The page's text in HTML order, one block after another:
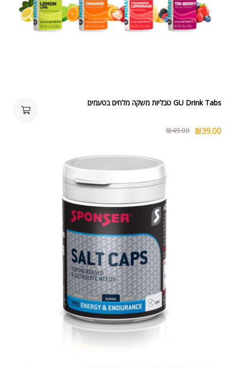
GU Drink Tabs טבליות משקה מלחים בטעמים
₪49.00 ₪39.00